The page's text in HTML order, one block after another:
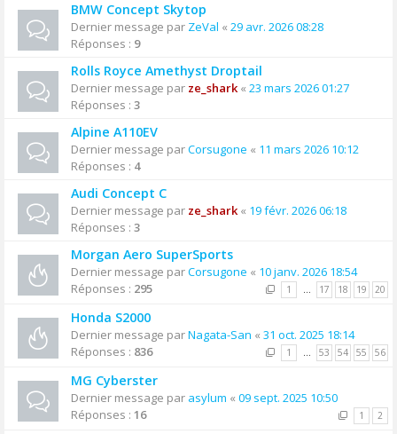
BMW Concept Skytop
Dernier message par ZeVal « 29 avr. 2026 08:28
Réponses : 9
Rolls Royce Amethyst Droptail
Dernier message par ze_shark« 23 mars 2026 01:27
Réponses : 3
Alpine A110EV
Dernier message parCorsugone « 11 mars 2026 10:12
Réponses : 4
Audi Concept C
Dernier message par ze_shark« 19 févr. 2026 06:18
Réponses : 3
Morgan Aero SuperSports
Dernier message parCorsugone « 10 janv. 2026 18:54
Réponses : 295 1 … 17 18 19 20
Honda S2000
Dernier message parNagata-San « 31 oct. 2025 18:14
Réponses : 836 1 … 53 54 55 56
MG Cyberster
Dernier message par asylum « 09 sept. 2025 10:50
Réponses : 16 1 2